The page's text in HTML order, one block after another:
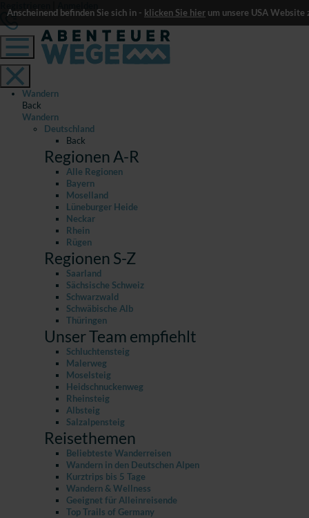
Anscheinend befinden Sie sich in - klicken Sie hier um unsere USA Website
Wandern
Back
Wandern
Deutschland
Back
Regionen A-R
Alle Regionen
Bayern
Moselland
Lüneburger Heide
Neckar
Rhein
Rügen
Regionen S-Z
Saarland
Sächsische Schweiz
Schwarzwald
Schwäbische Alb
Thüringen
Unser Team empfiehlt
Schluchtensteig
Malerweg
Moselsteig
Heidschnuckenweg
Rheinsteig
Albsteig
Salzalpensteig
Reisethemen
Beliebteste Wanderreisen
Wandern in den Deutschen Alpen
Kurztrips bis 5 Tage
Wandern & Wellness
Geeignet für Alleinreisende
Top Trails of Germany